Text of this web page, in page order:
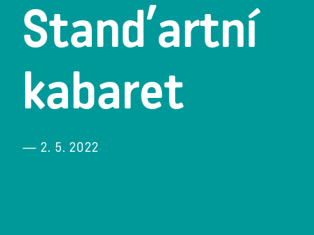
Stand’artní
kabaret
— 2. 5. 2022